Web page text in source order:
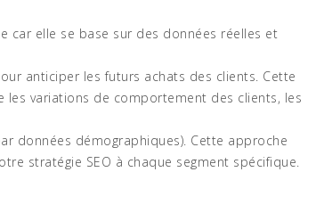
car elle se base sur des données réelles et
anticiper les futurs achats des clients. Cette
variations de comportement des clients, les
données démographiques). Cette approche
stratégie SEO à chaque segment spécifique.